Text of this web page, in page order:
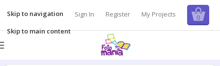
Sign In Register My Projects 0
Skip to navigation
Skip to main content